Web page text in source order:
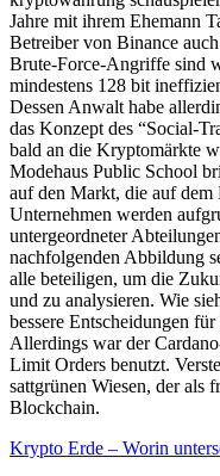
Jahre mit ihrem Ehemann
Betreiber von Binance
Brute-Force-Angriffe sind
mindestens 128 bit
Dessen Anwalt habe
das Konzept des “Social-
bald an die Kryptomärkte
Modehaus Public School
auf den Markt, die auf
Unternehmen werden
untergeordneter
nachfolgenden Abbildung
alle beteiligen, um die
und zu analysieren. Wie
bessere Entscheidungen
Allerdings war der
Limit Orders benutzt.
sattgrünen Wiesen, der als
Blockchain.
Krypto Erde – Worin